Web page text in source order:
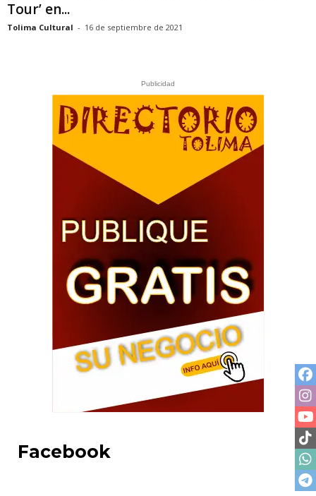
Tour’ en...
Tolima Cultural - 16 de septiembre de 2021
Publicidad
Facebook